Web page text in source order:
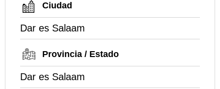
Ciudad
Dar es Salaam
Provincia / Estado
Dar es Salaam